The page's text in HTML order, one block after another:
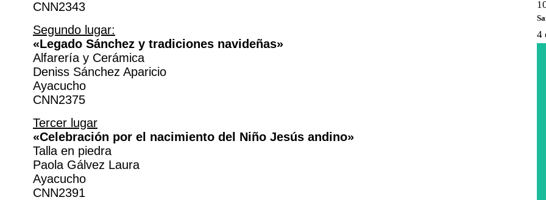
CNN2343
Segundo lugar:
«Legado Sánchez y tradiciones navideñas»
Alfarería y Cerámica
Deniss Sánchez Aparicio
Ayacucho
CNN2375
Tercer lugar
«Celebración por el nacimiento del Niño Jesús andino»
Talla en piedra
Paola Gálvez Laura
Ayacucho
CNN2391
4